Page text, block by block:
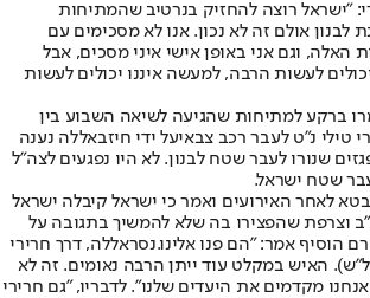
"ישראל רוצה להחזיק בנרטיב שהמתיחות
לבנון אולם זה לא נכון. אנו לא מסכימים עם
האלה, וגם אני באופן אישי איני מסכים, אבל
לעשות הרבה, למעשה איננו יכולים לעשות
ברקע למתיחות שהגיעה לשיאה השבוע בין
טילי נ"ט לעבר רכב צבאיעל ידי חיזבאללה נענה
שנורו לעבר שטח לבנון. לא היו נפגעים לצה"ל
שטח ישראל.
לאחר האירועים ואמר כי ישראל קיבלה ישראל
וצרפת שהפצירו בה שלא להמשיך בתגובה על
הוסיף אמר: "הם פנו אלינו.נסראללה, דרך חרירי
האיש במקלט עוד ייתן הרבה נאומים. זה לא
מקדמים את היעדים שלנו". לדבריו, "גם חרירי